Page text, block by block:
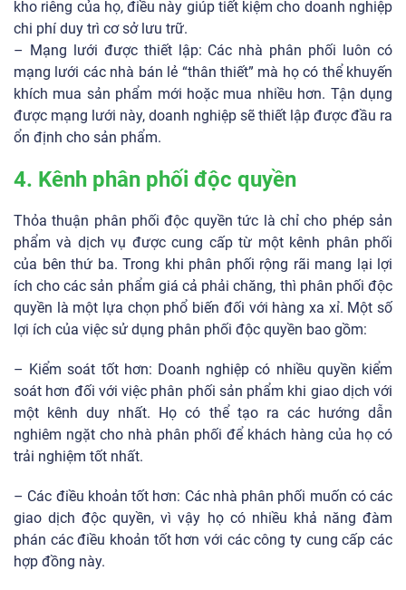
kho riêng của họ, điều này giúp tiết kiệm cho doanh nghiệp
chi phí duy trì cơ sở lưu trữ.
– Mạng lưới được thiết lập: Các nhà phân phối luôn có
mạng lưới các nhà bán lẻ “thân thiết” mà họ có thể khuyến
khích mua sản phẩm mới hoặc mua nhiều hơn. Tận dụng
được mạng lưới này, doanh nghiệp sẽ thiết lập được đầu ra
ổn định cho sản phẩm.
4. Kênh phân phối độc quyền
Thỏa thuận phân phối độc quyền tức là chỉ cho phép sản
phẩm và dịch vụ được cung cấp từ một kênh phân phối
của bên thứ ba. Trong khi phân phối rộng rãi mang lại lợi
ích cho các sản phẩm giá cả phải chăng, thì phân phối độc
quyền là một lựa chọn phổ biến đối với hàng xa xỉ. Một số
lợi ích của việc sử dụng phân phối độc quyền bao gồm:
– Kiểm soát tốt hơn: Doanh nghiệp có nhiều quyền kiểm
soát hơn đối với việc phân phối sản phẩm khi giao dịch với
một kênh duy nhất. Họ có thể tạo ra các hướng dẫn
nghiêm ngặt cho nhà phân phối để khách hàng của họ có
trải nghiệm tốt nhất.
– Các điều khoản tốt hơn: Các nhà phân phối muốn có các
giao dịch độc quyền, vì vậy họ có nhiều khả năng đàm
phán các điều khoản tốt hơn với các công ty cung cấp các
hợp đồng này.